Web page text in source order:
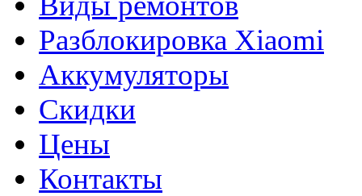
Разблокировка Xiaomi
Аккумуляторы
Скидки
Цены
Контакты